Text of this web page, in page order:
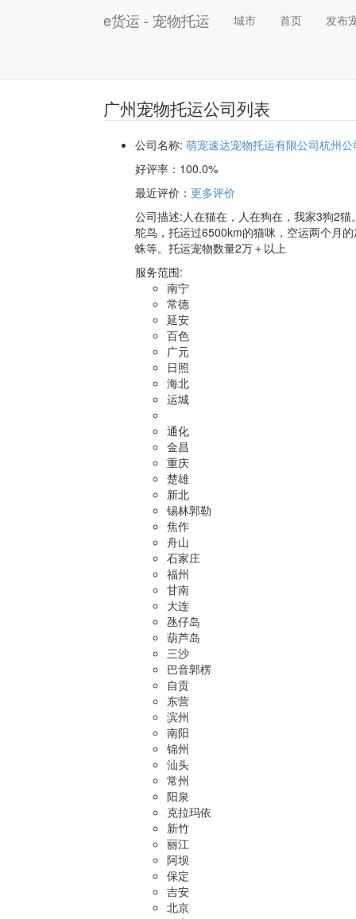
e货运 - 宠物托运 城市 首页 发布
广州宠物托运公司列表
公司名称: 萌宠速达宠物托运有限公司杭州公
好评率： 100.0%
最近评价 ： 更多评价
公司描述:人在猫在，人在狗在，我家3狗2
鸵鸟，托运过6500km的猫咪，空运两个月
蛛等。托运宠物数量2万＋以上
服务范围:
南宁
常德
延安
百色
广元
日照
海北
运城
通化
金昌
重庆
楚雄
新北
锡林郭勒
焦作
舟山
石家庄
福州
甘南
大连
氹仔岛
葫芦岛
三沙
巴音郭楞
自贡
东营
滨州
南阳
锦州
汕头
常州
阳泉
克拉玛依
新竹
丽江
阿坝
保定
吉安
北京